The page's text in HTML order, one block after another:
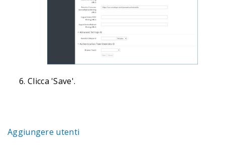
Clicca 'Save'.
Aggiungere utenti